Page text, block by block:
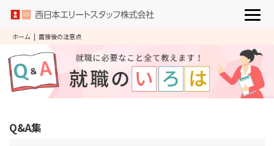
ホーム | 面接後の注意点
Q&A集